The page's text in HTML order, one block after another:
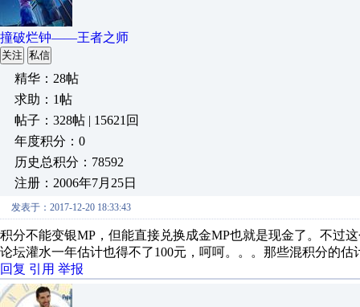
撞破烂钟——王者之师
关注 私信
精华：28帖
求助：1帖
帖子：328帖 | 15621回
年度积分：0
历史总积分：78592
注册：2006年7月25日
发表于：2017-12-20 18:33:43
积分不能变银MP，但能直接兑换成金MP也就是现金了。不过
论坛灌水一年估计也得不了100元，呵呵。。。那些混积分的估
回复 引用 举报